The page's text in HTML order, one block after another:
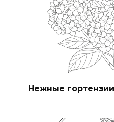
Нежные гортензии